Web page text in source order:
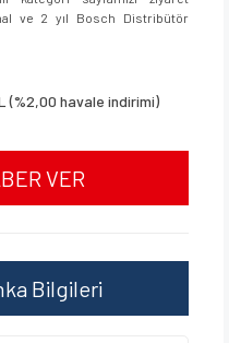
ve 2 yıl Bosch Distribütör
(%2,00 havale indirimi)
VER
Bilgileri